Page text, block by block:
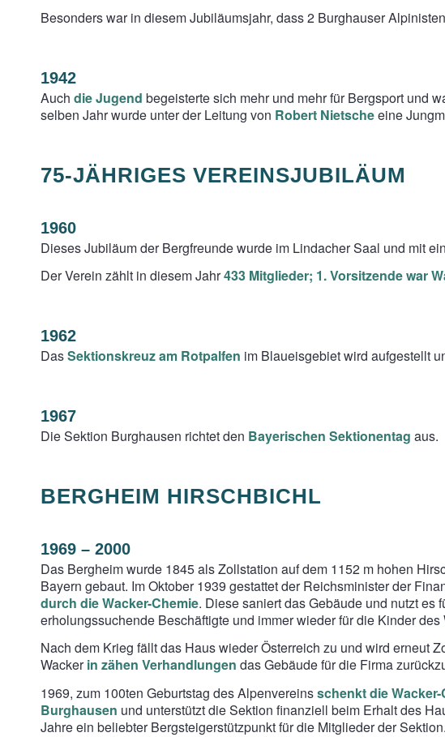
Besonders war in diesem Jubiläumsjahr, dass 2 Burghauser
1942
Auch die Jugend begeisterte sich mehr und mehr für Bergsport und
selben Jahr wurde unter der Leitung von Robert Nietscheeine
75-JÄHRIGES VEREINSJUBILÄUM
1960
Dieses Jubiläum der Bergfreunde wurde im Lindacher Saal und mit
Der Verein zählt in diesem Jahr433 Mitglieder; 1. Vorsitzende war
1962
DasSektionskreuz am Rotpalfen im Blaueisgebiet wird aufgestellt
1967
Die Sektion Burghausen richtet den Bayerischen Sektionentag aus.
BERGHEIM HIRSCHBICHL
1969 – 2000
Das Bergheim wurde 1845 als Zollstation auf dem 1152 m hohen
Bayern gebaut. Im Oktober 1939 gestattet der Reichsminister der
durch die Wacker-Chemie. Diese saniert das Gebäude und nutzt es
erholungssuchende Beschäftigte und immer wieder für die Kinder des
Nach dem Krieg fällt das Haus wieder Österreich zu und wird erneut
Wackerin zähen Verhandlungen das Gebäude für die Firma
1969, zum 100ten Geburtstag des Alpenvereinsschenkt die
Burghausen und unterstützt die Sektion finanziell beim Erhalt des
Jahre ein beliebter Bergsteigerstützpunkt für die Mitglieder der Sektion.